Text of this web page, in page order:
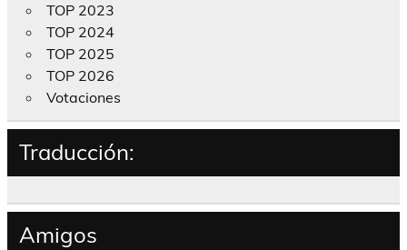
TOP 2023
TOP 2024
TOP 2025
TOP 2026
Votaciones
Traducción:
Amigos